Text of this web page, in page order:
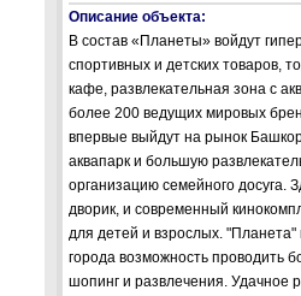
Описание объекта:
В состав «Планеты» войдут
спортивных и детских товаров,
кафе, развлекательная зона с
более 200 ведущих мировых
впервые выйдут на рынок
аквапарк и большую
организацию семейного досуга.
дворик, и современный
для детей и взрослых.
города возможность проводить
шопинг и развлечения. Удачное